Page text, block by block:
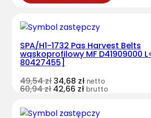
SPA/H1-1732 Pas Harvest Belts
wąskoprofilowy MF D41909000
80427455]
49,54zł 34,68 zł netto
60,94zł 42,66 zł brutto